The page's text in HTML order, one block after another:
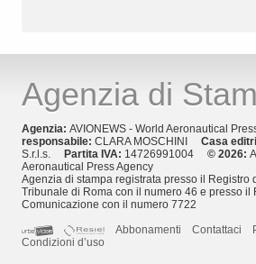
Agenzia di
Agenzia: AVIONEWS - World Aeronautical
responsabile: CLARA MOSCHINI Casa
S.r.l.s.
Partita IVA: 14726991004 © 2026:
Aeronautical Press Agency
Agenzia di stampa registrata presso il Registro
Tribunale di Roma con il numero 46 e presso il
Comunicazione con il numero 7722
Abbonamenti
Contattaci
Condizioni d’uso